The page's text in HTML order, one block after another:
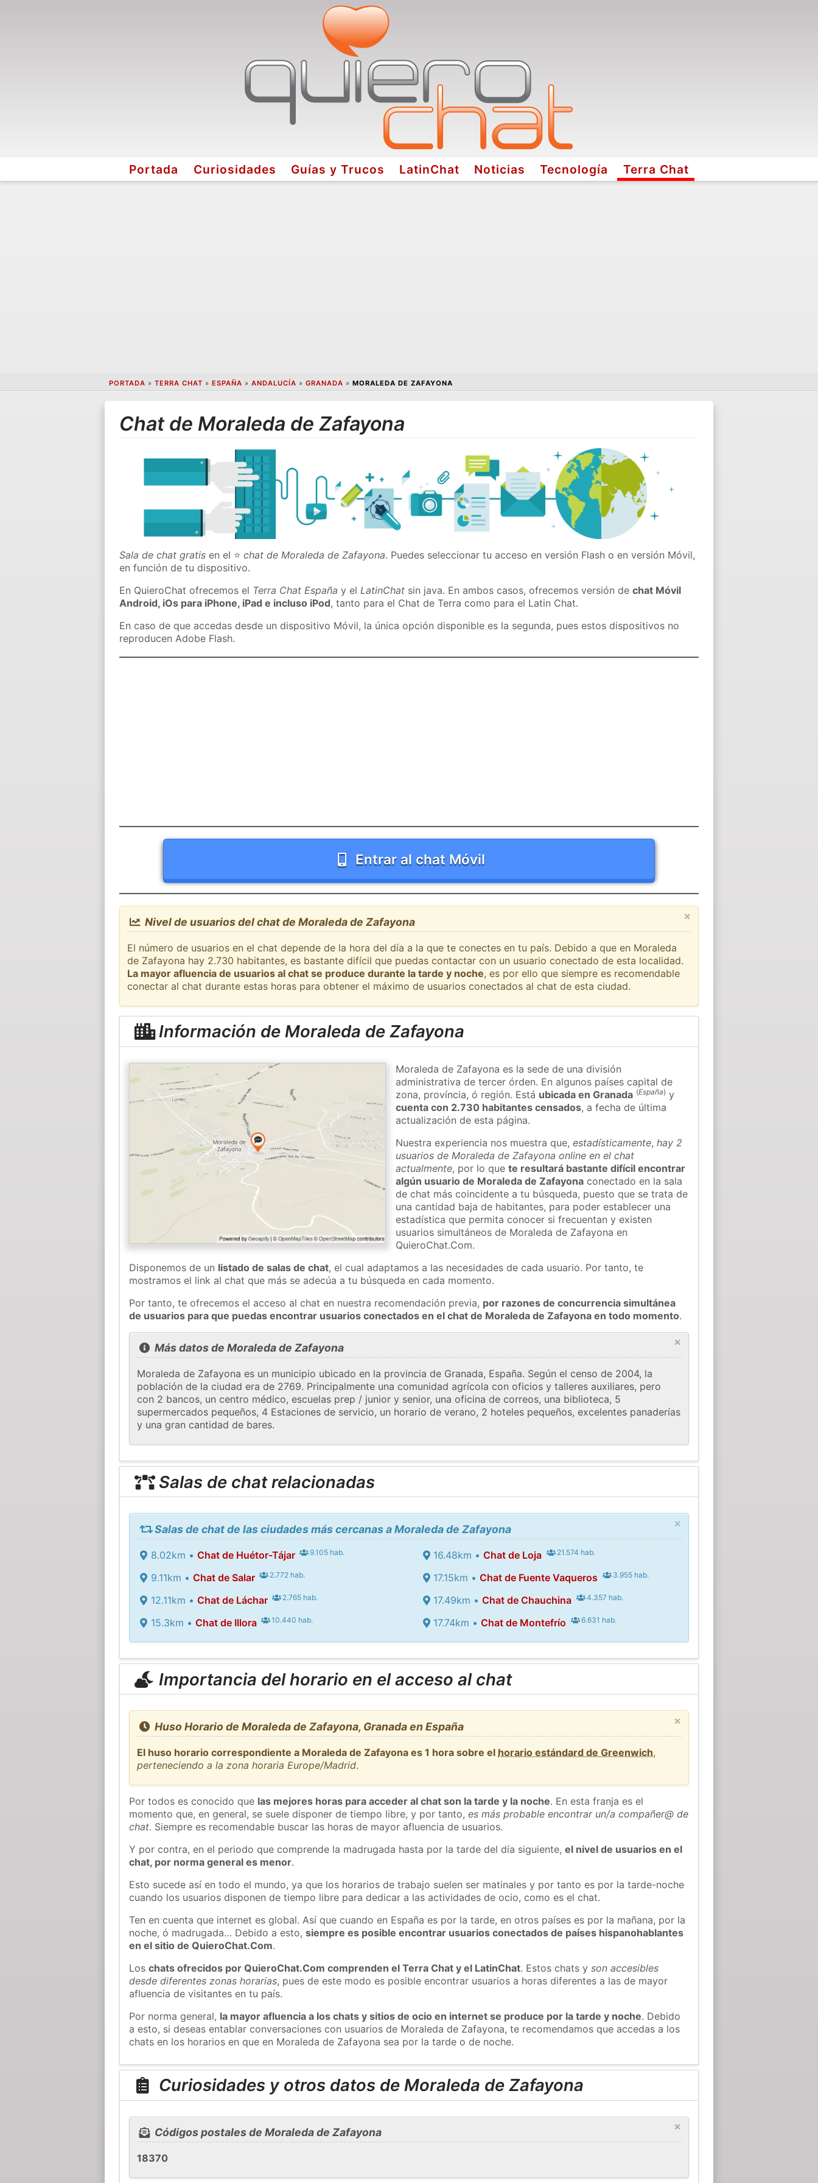
Portada Curiosidades Guías y Trucos LatinChat Noticias Tecnología Terra Chat
PORTADA » TERRA CHAT » ESPAÑA » ANDALUCÍA » GRANADA » MORALEDA DE ZAFAYONA
Chat de Moraleda de Zafayona
Sala de chat gratis en el ⭐chat de Moraleda de Zafayona. Puedes seleccionar tu acceso en versión Flash o en versión Móvil,
en función de tu dispositivo.
En QuieroChat ofrecemos el Terra Chat España y elLatinChat sin java. En ambos casos, ofrecemos versión dechat Móvil
Android, iOs para iPhone, iPad e incluso iPod, tanto para el Chat de Terra como para el Latin Chat.
En caso de que accedas desde un dispositivo Móvil, la única opción disponible es la segunda, pues estos dispositivos no
reproducen Adobe Flash.
Entrar al chat Móvil
×
Nivel de usuarios del chat de Moraleda de Zafayona
El número de usuarios en el chat depende de la hora del día a la que te conectes en tu país. Debido a que en Moraleda
de Zafayona hay 2.730 habitantes, es bastante difícil que puedas contactar con un usuario conectado de esta localidad.
La mayor afluencia de usuarios al chat se produce durante la tarde y noche, es por ello que siempre es recomendable
conectar al chat durante estas horas para obtener el máximo de usuarios conectados al chat de esta ciudad.
Información de Moraleda de Zafayona
Moraleda de Zafayona es la sede de una división
administrativa de tercer órden. En algunos países capital de
zona, província, ó región. Está ubicada en Granada (España) y
cuenta con 2.730 habitantes censados, a fecha de última
actualización de esta página.
Nuestra experiencia nos muestra que,estadísticamente,hay 2
usuarios de Moraleda de Zafayona online en el chat
actualmente, por lo quete resultará bastante difícil encontrar
algún usuario de Moraleda de Zafayona conectado en la sala
de chat más coincidente a tu búsqueda, puesto que se trata de
una cantidad baja de habitantes, para poder establecer una
estadística que permita conocer si frecuentan y existen
usuarios simultáneos de Moraleda de Zafayona en
QuieroChat.Com.
Disponemos de un listado de salas de chat, el cual adaptamos a las necesidades de cada usuario. Por tanto, te
mostramos el link al chat que más se adecúa a tu búsqueda en cada momento.
Por tanto, te ofrecemos el acceso al chat en nuestra recomendación previa, por razones de concurrencia simultánea
de usuarios para que puedas encontrar usuarios conectados en el chat de Moraleda de Zafayona en todo momento.
×
Más datos de Moraleda de Zafayona
Moraleda de Zafayona es un municipio ubicado en la provincia de Granada, España. Según el censo de 2004, la
población de la ciudad era de 2769. Principalmente una comunidad agrícola con oficios y talleres auxiliares, pero
con 2 bancos, un centro médico, escuelas prep / junior y senior, una oficina de correos, una biblioteca, 5
supermercados pequeños, 4 Estaciones de servicio, un horario de verano, 2 hoteles pequeños, excelentes panaderías
y una gran cantidad de bares.
Salas de chat relacionadas
×
Salas de chat de las ciudades más cercanas a Moraleda de Zafayona
8.02km • Chat de Huétor-Tájar 9.105 hab.
9.11km • Chat de Salar 2.772 hab.
12.11km • Chat de Láchar 2.765 hab.
15.3km • Chat de Illora 10.440 hab.
16.48km •Chat de Loja 21.574 hab.
17.15km •Chat de Fuente Vaqueros 3.955 hab.
17.49km •Chat de Chauchina 4.357 hab.
17.74km •Chat de Montefrío 6.631 hab.
Importancia del horario en el acceso al chat
×
Huso Horario de Moraleda de Zafayona, Granada en España
El huso horario correspondiente a Moraleda de Zafayona es 1 hora sobre el horario estándard de Greenwich,
perteneciendo a la zona horaria Europe/Madrid.
Por todos es conocido que las mejores horas para acceder al chat son la tarde y la noche. En esta franja es el
momento que, en general, se suele disponer de tiempo libre, y por tanto,es más probable encontrar un/a compañer@ de
chat. Siempre es recomendable buscar las horas de mayor afluencia de usuarios.
Y por contra, en el periodo que comprende la madrugada hasta por la tarde del día siguiente,el nivel de usuarios en el
chat, por norma general es menor.
Esto sucede así en todo el mundo, ya que los horarios de trabajo suelen ser matinales y por tanto es por la tarde-noche
cuando los usuarios disponen de tiempo libre para dedicar a las actividades de ocio, como es el chat.
Ten en cuenta que internet es global. Así que cuando en España es por la tarde, en otros países es por la mañana, por la
noche, ó madrugada… Debido a esto,siempre es posible encontrar usuarios conectados de países hispanohablantes
en el sitio de QuieroChat.Com.
Loschats ofrecidos por QuieroChat.Com comprenden el Terra Chat y el LatinChat. Estos chats yson accesibles
desde diferentes zonas horarias, pues de este modo es posible encontrar usuarios a horas diferentes a las de mayor
afluencia de visitantes en tu país.
Por norma general, la mayor afluencia a los chats y sitios de ocio en internet se produce por la tarde y noche. Debido
a esto, si deseas entablar conversaciones con usuarios de Moraleda de Zafayona, te recomendamos que accedas a los
chats en los horarios en que en Moraleda de Zafayona sea por la tarde o de noche.
Curiosidades y otros datos de Moraleda de Zafayona
×
Códigos postales de Moraleda de Zafayona
18370